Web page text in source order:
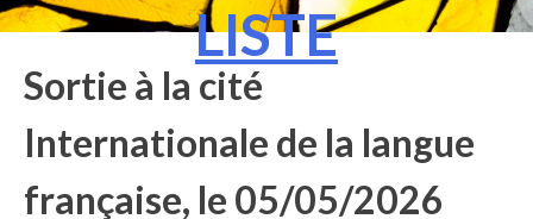
LISTE
VIE PÉDAGOGIQUE
VIE SCOLAIRE
ACTUALITÉS
Sortie à la cité
Internationale de la langue
française, le 05/05/2026